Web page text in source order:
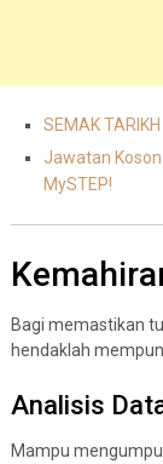
SEMAK
Jawatan
MySTEP!
Bagi memastikan
hendaklah
Analisis
Mampu